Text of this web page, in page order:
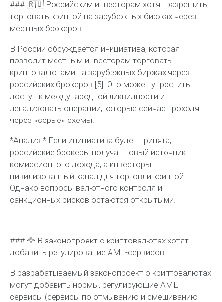
### 🇷🇺 Российским инвесторам хотят разрешить
торговать криптой на зарубежных биржах через
местных брокеров
В России обсуждается инициатива, которая
позволит местным инвесторам торговать
криптовалютами на зарубежных биржах через
российских брокеров [5]. Это может упростить
доступ к международной ликвидности и
легализовать операции, которые сейчас проходят
через «серые» схемы.
*Анализ:* Если инициатива будет принята,
российские брокеры получат новый источник
комиссионного дохода, а инвесторы —
цивилизованный канал для торговли криптой.
Однако вопросы валютного контроля и
санкционных рисков остаются открытыми.
—
### 🦅 В законопроект о криптовалютах хотят
добавить регулирование AML-сервисов
В разрабатываемый законопроект о криптовалютах
могут добавить нормы, регулирующие AML-
сервисы (сервисы по отмыванию и смешиванию